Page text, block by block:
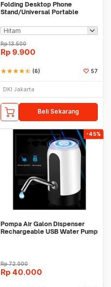
Folding Desktop Phone
Stand/Universal Portable
Rp13.500
Rp 9.900
starstarstarstarstar_half (6) 57
DKI Jakarta
Beli Sekarang
-45%
Pompa Air Galon Dispenser
Rechargeable USB Water Pump
Rp72.000
Rp 40.000